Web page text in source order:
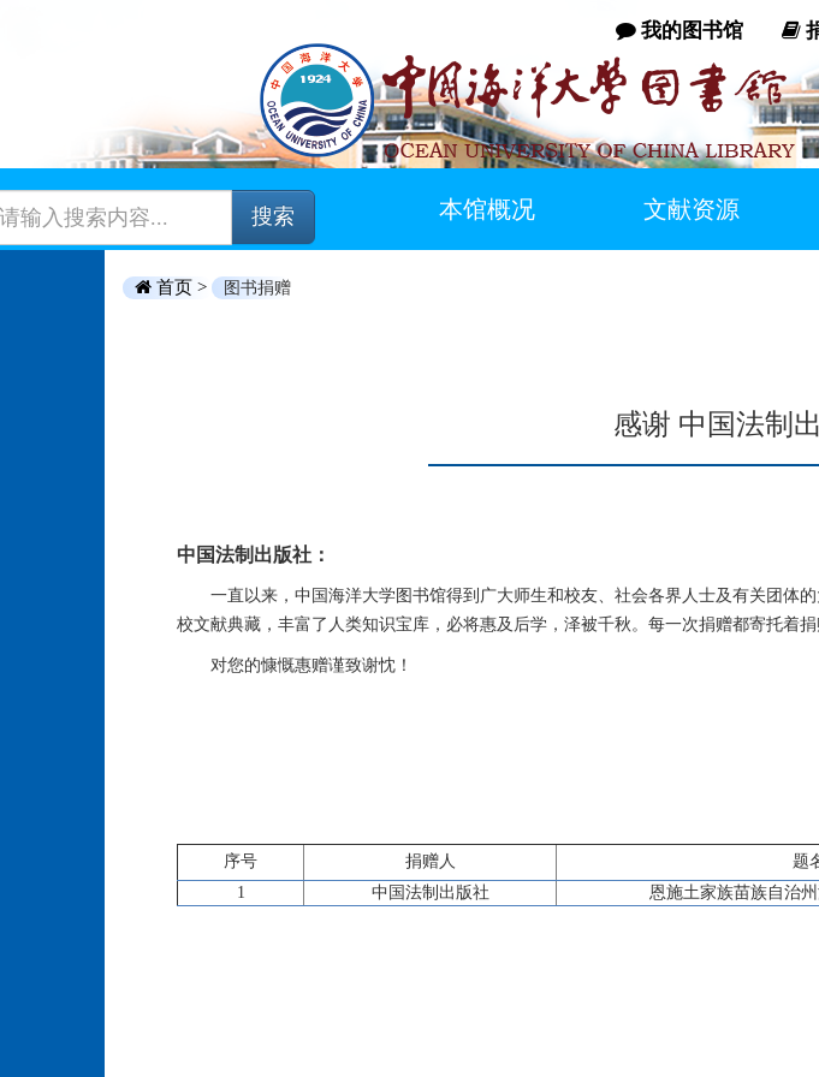
我的图书馆
搜索 本馆概况 文献资源
首页 > 图书捐赠
感谢 中国法制
中国法制出版社：
一直以来，中国海洋大学图书馆得到广大师生和校友、社会各界人士及有关团体
校文献典藏，丰富了人类知识宝库，必将惠及后学，泽被千秋。每一次捐赠都寄托着
对您的慷慨惠赠谨致谢忱！
序号 捐赠人 题
1
中国法制出版社 恩施土家族苗族自治